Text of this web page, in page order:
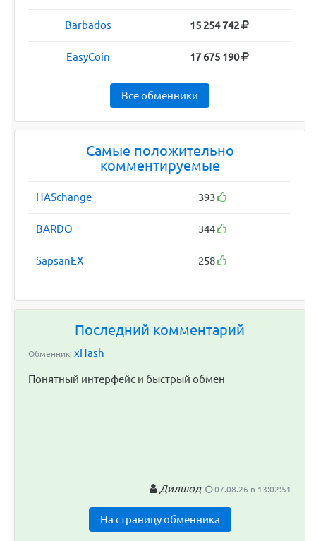
Barbados 15 254 742
EasyCoin 17 675 190
Все обменники
Самые положительно
комментируемые
HASchange 393
BARDO 344
SapsanEX 258
Последний комментарий
Обменник: xHash
Понятный интерфейс и быстрый обмен
Дилшод 07.08.26 в 13:02:51
На страницу обменника